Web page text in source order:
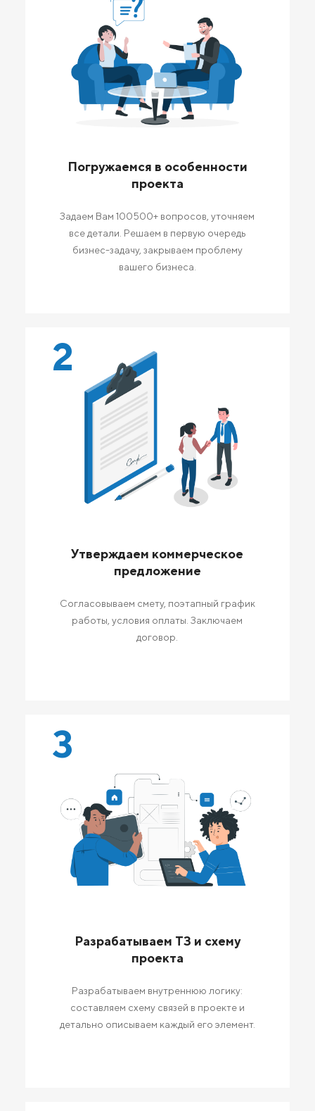
Погружаемся в особенности
проекта
Задаем Вам 100500+ вопросов, уточняем
все детали. Решаем в первую очередь
бизнес-задачу, закрываем проблему
вашего бизнеса.
2
Утверждаем коммерческое
предложение
Согласовываем смету, поэтапный график
работы, условия оплаты. Заключаем
договор.
3
Разрабатываем ТЗ и схему
проекта
Разрабатываем внутреннюю логику:
составляем схему связей в проекте и
детально описываем каждый его элемент.